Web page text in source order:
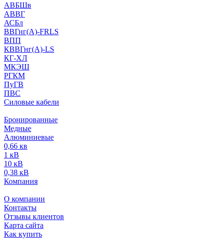
АВБШв
АВВГ
АСБл
ВВГнг(А)-FRLS
ВПП
КВВГнг(А)-LS
КГ-ХЛ
МКЭШ
РГКМ
ПуГВ
ПВС
Силовые кабели
Бронированные
Медные
Алюминиевые
0,66 кв
1 кВ
10 кВ
0,38 кВ
Компания
О компании
Контакты
Отзывы клиентов
Карта сайта
Как купить